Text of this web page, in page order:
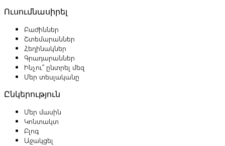
Ուսումնասիրել
Բաժիններ
Շտեմարաններ
Հեղինակներ
Գրադարաններ
Ինչու՞ ընտրել մեզ
Մեր տեսլականը
Ընկերություն
Մեր մասին
Կոնտակտ
Բլոգ
Աջակցել